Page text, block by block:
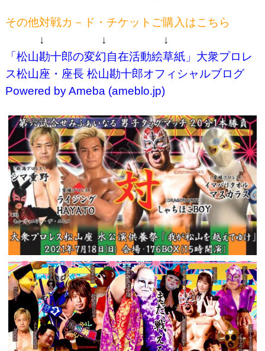
その他対戦カ－ド・チケットご購入はこちら
↓ ↓ ↓
「松山勘十郎の変幻自在活動絵草紙」大衆プロレ
ス松山座・座長 松山勘十郎オフィシャルブログ
Powered by Ameba (ameblo.jp)